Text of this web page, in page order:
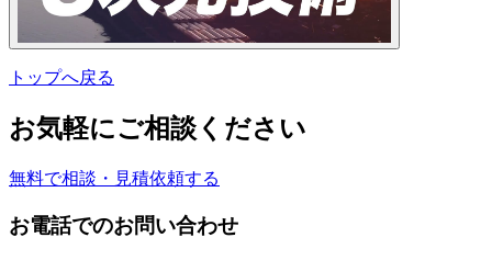
トップへ戻る
お気軽にご相談ください
無料で相談・見積依頼する
お電話でのお問い合わせ